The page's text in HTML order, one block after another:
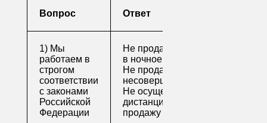
Вопрос Ответ
1) Мы
работаем в
строгом
соответствии
с законами
Российской
Федерации
Не продаем алкоголь
в ночное время
Не продаем алкоголь
несовершеннолетним
Не осуществляем
дистанционную
продажу